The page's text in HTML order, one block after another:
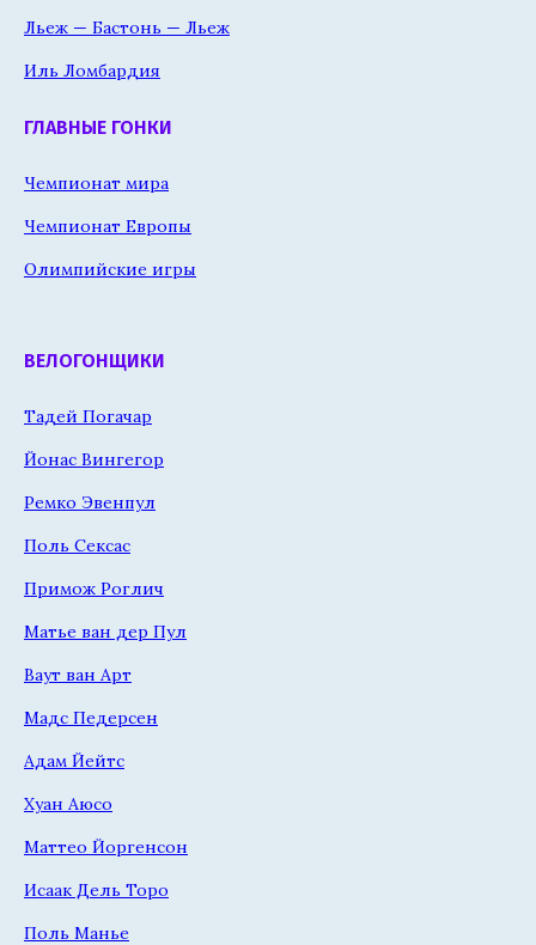
Льеж — Бастонь — Льеж
Иль Ломбардия
ГЛАВНЫЕ ГОНКИ
Чемпионат мира
Чемпионат Европы
Олимпийские игры
ВЕЛОГОНЩИКИ
Тадей Погачар
Йонас Вингегор
Ремко Эвенпул
Поль Сексас
Примож Роглич
Матье ван дер Пул
Ваут ван Арт
Мадс Педерсен
Адам Йейтс
Хуан Аюсо
Маттео Йоргенсон
Исаак Дель Торо
Поль Манье